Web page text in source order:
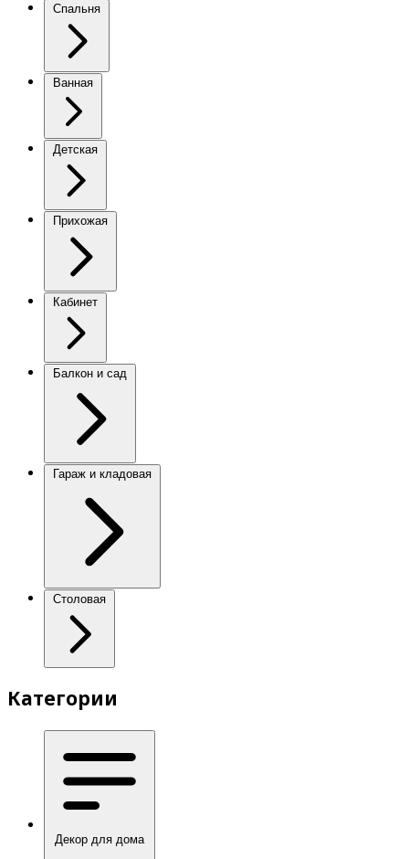
Спальня
Ванная
Детская
Прихожая
Кабинет
Балкон и сад
Гараж и кладовая
Столовая
Категории
Декор для дома